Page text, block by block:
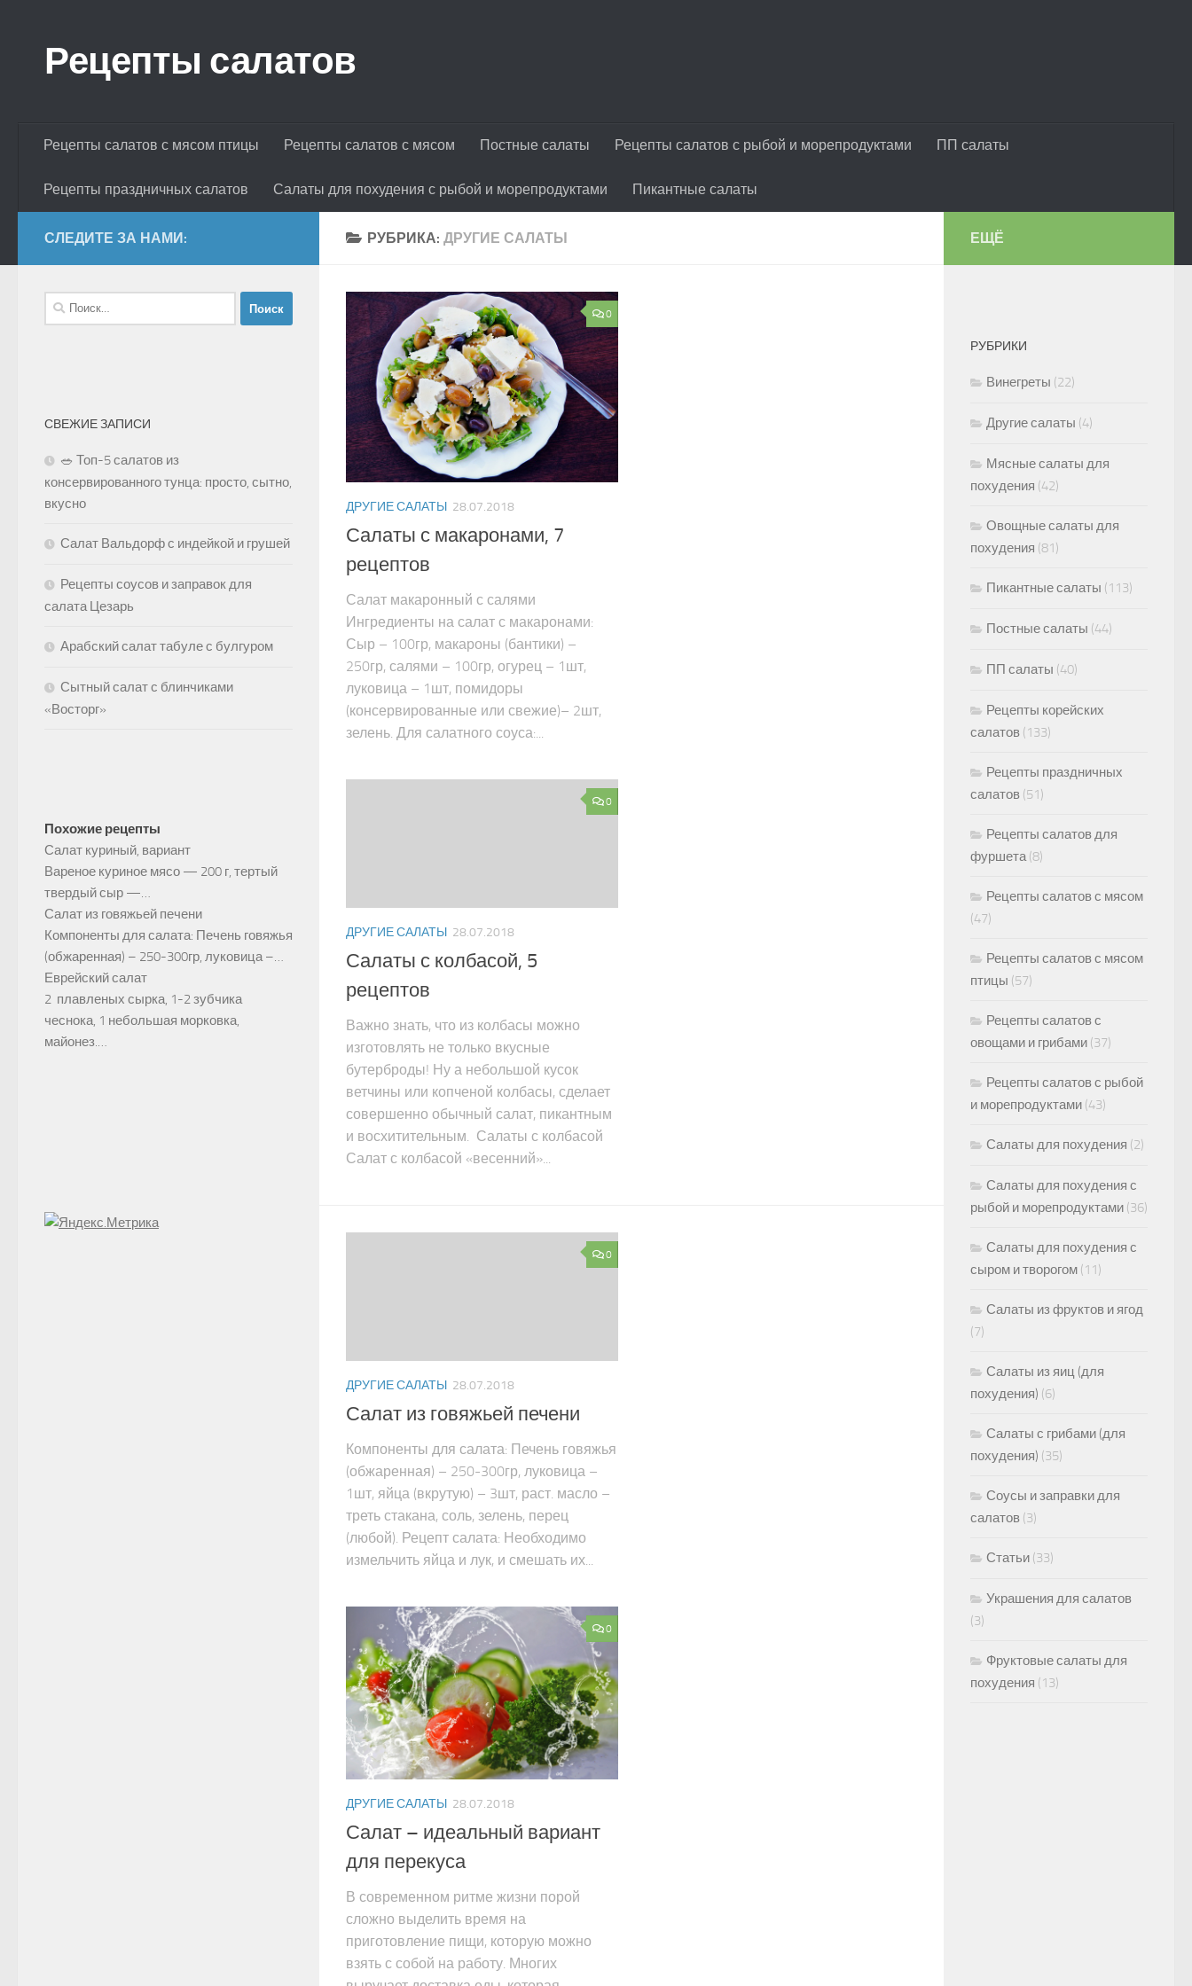
Рецепты салатов
Рецепты салатов с мясом птицы Рецепты салатов с мясом Постные салаты Рецепты салатов с рыбой и морепродуктами ПП салаты
Рецепты праздничных салатов Салаты для похудения с рыбой и морепродуктами Пикантные салаты
РУБРИКА: ДРУГИЕ САЛАТЫ
0
ДРУГИЕ САЛАТЫ 28.07.2018
Салаты с макаронами, 7
рецептов
Салат макаронный с салями
Ингредиенты на салат с макаронами:
Сыр – 100гр, макароны (бантики) –
250гр, салями – 100гр, огурец – 1шт,
луковица – 1шт, помидоры
(консервированные или свежие)– 2шт,
зелень. Для салатного соуса:...
0
ДРУГИЕ САЛАТЫ 28.07.2018
Салаты с колбасой, 5
рецептов
Важно знать, что из колбасы можно
изготовлять не только вкусные
бутерброды! Ну а небольшой кусок
ветчины или копченой колбасы, сделает
совершенно обычный салат, пикантным
и восхитительным. Салаты с колбасой
Салат с колбасой «весенний»...
0
ДРУГИЕ САЛАТЫ 28.07.2018
Салат из говяжьей печени
Компоненты для салата: Печень говяжья
(обжаренная) – 250-300гр, луковица –
1шт, яйца (вкрутую) – 3шт, раст. масло –
треть стакана, соль, зелень, перец
(любой). Рецепт салата: Необходимо
измельчить яйца и лук, и смешать их...
0
ДРУГИЕ САЛАТЫ 28.07.2018
Салат – идеальный вариант
для перекуса
В современном ритме жизни порой
сложно выделить время на
приготовление пищи, которую можно
взять с собой на работу. Многих
СЛЕДИТЕ ЗА НАМИ:
Найти:
СВЕЖИЕ ЗАПИСИ
🥗 Топ-5 салатов из
консервированного тунца: просто, сытно,
вкусно
Салат Вальдорф с индейкой и грушей
Рецепты соусов и заправок для
салата Цезарь
Арабский салат табуле с булгуром
Сытный салат с блинчиками
«Восторг»
Похожие рецепты
Салат куриный, вариант
Вареное куриное мясо — 200 г, тертый
твердый сыр —…
Салат из говяжьей печени
Компоненты для салата: Печень говяжья
(обжаренная) – 250-300гр, луковица –…
Еврейский салат
2 плавленых сырка, 1-2 зубчика
чеснока, 1 небольшая морковка,
майонез.…
ЕЩЁ
РУБРИКИ
Винегреты (22)
Другие салаты (4)
Мясные салаты для
похудения (42)
Овощные салаты для
похудения (81)
Пикантные салаты (113)
Постные салаты (44)
ПП салаты (40)
Рецепты корейских
салатов (133)
Рецепты праздничных
салатов (51)
Рецепты салатов для
фуршета(8)
Рецепты салатов с мясом
(47)
Рецепты салатов с мясом
птицы (57)
Рецепты салатов с
овощами и грибами (37)
Рецепты салатов с рыбой
и морепродуктами (43)
Салаты для похудения (2)
Салаты для похудения с
рыбой и морепродуктами (36)
Салаты для похудения с
сыром и творогом (11)
Салаты из фруктов и ягод
(7)
Салаты из яиц (для
похудения) (6)
Салаты с грибами (для
похудения) (35)
Соусы и заправки для
салатов (3)
Статьи (33)
Украшения для салатов
(3)
Фруктовые салаты для
похудения (13)